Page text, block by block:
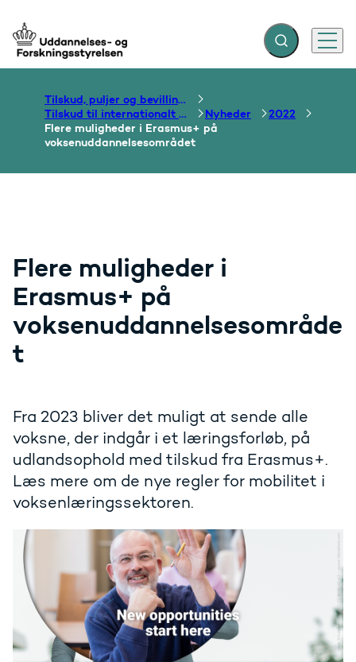
Gå til forsiden Fold søgefelt ud
Menu
Tilskud, puljer og bevillinger
Tilskud til internationalt samarbejde om uddannelse
Nyheder
2022
Flere muligheder i Erasmus+ på
voksenuddannelsesområdet
Flere muligheder i
Erasmus+ på
voksenuddannelsesområde
t
Fra 2023 bliver det muligt at sende alle
voksne, der indgår i et læringsforløb, på
udlandsophold med tilskud fra Erasmus+.
Læs mere om de nye regler for mobilitet i
voksenlæringssektoren.